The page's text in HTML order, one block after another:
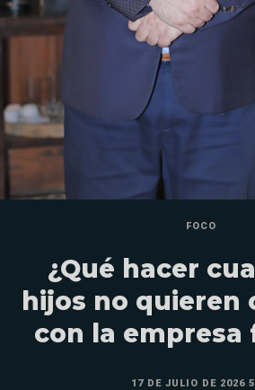
FOCO
¿Qué hacer
hijos no quieren
con la empresa
17 DE JULIO DE 2026